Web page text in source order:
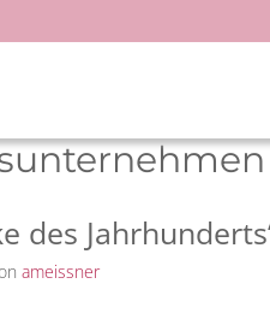
des
ameissner